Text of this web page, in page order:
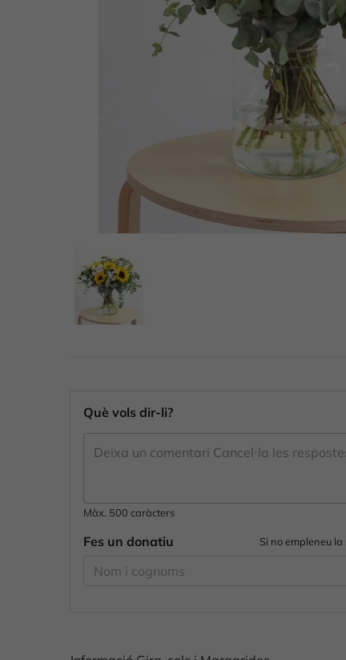
Què vols dir-li?
Màx. 500 caràcters
Fes un donatiu Si no empleneu